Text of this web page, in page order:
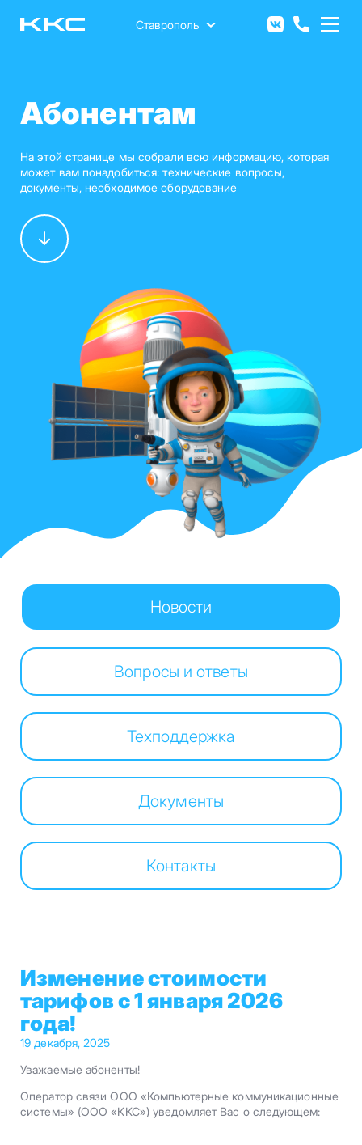
Ставрополь
Абонентам
На этой странице мы собрали всю информацию, которая
может вам понадобиться: технические вопросы,
документы, необходимое оборудование
Новости
Вопросы и ответы
Техподдержка
Документы
Контакты
Изменение стоимости
тарифов с 1 января 2026
года!
19 декабря, 2025
Уважаемые абоненты!
Оператор связи ООО «Компьютерные коммуникационные
системы» (ООО «ККС») уведомляет Вас о следующем: